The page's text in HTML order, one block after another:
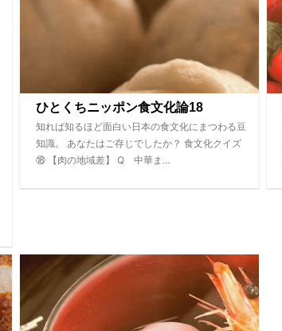
ひとくちニッポン食文化論18
知れば知るほど面白い日本の食文化にまつわる豆
知識。 あなたはご存じでしたか？ 食文化クイズ
⑱ 【肉の地域差】 Q 中華ま…